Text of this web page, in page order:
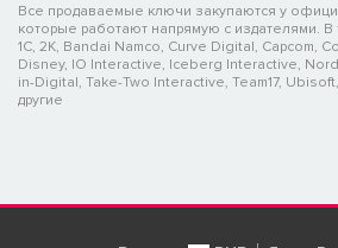
Все продаваемые ключи закупаются у
которые работают напрямую с издателями. В
1C, 2K, Bandai Namco, Curve Digital, Capcom,
Disney, IO Interactive, Iceberg Interactive,
in-Digital, Take-Two Interactive, Team17,
другие